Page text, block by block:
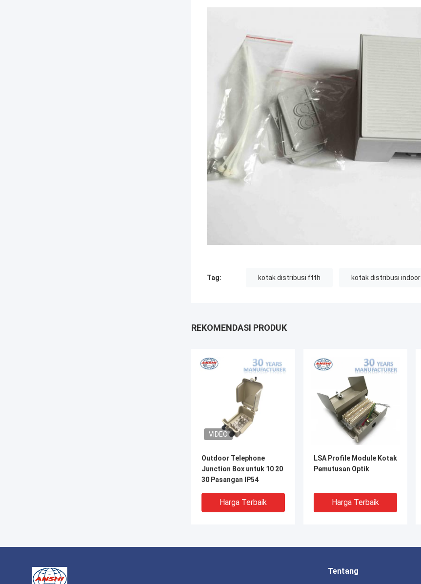
Tag: kotak distribusi ftth kotak distribusi indoor
REKOMENDASI PRODUK
VIDEO
Outdoor Telephone
Junction Box untuk 10 20
30 Pasangan IP54
Harga Terbaik
LSA Profile Module Kotak
Pemutusan Optik
Harga Terbaik
Tentang